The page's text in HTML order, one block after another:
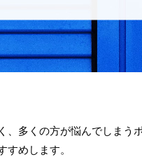
多くの方が悩んでしまうポ
めします。